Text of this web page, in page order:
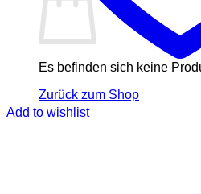
Es befinden sich keine
Zurück zum Shop
Add to wishlist